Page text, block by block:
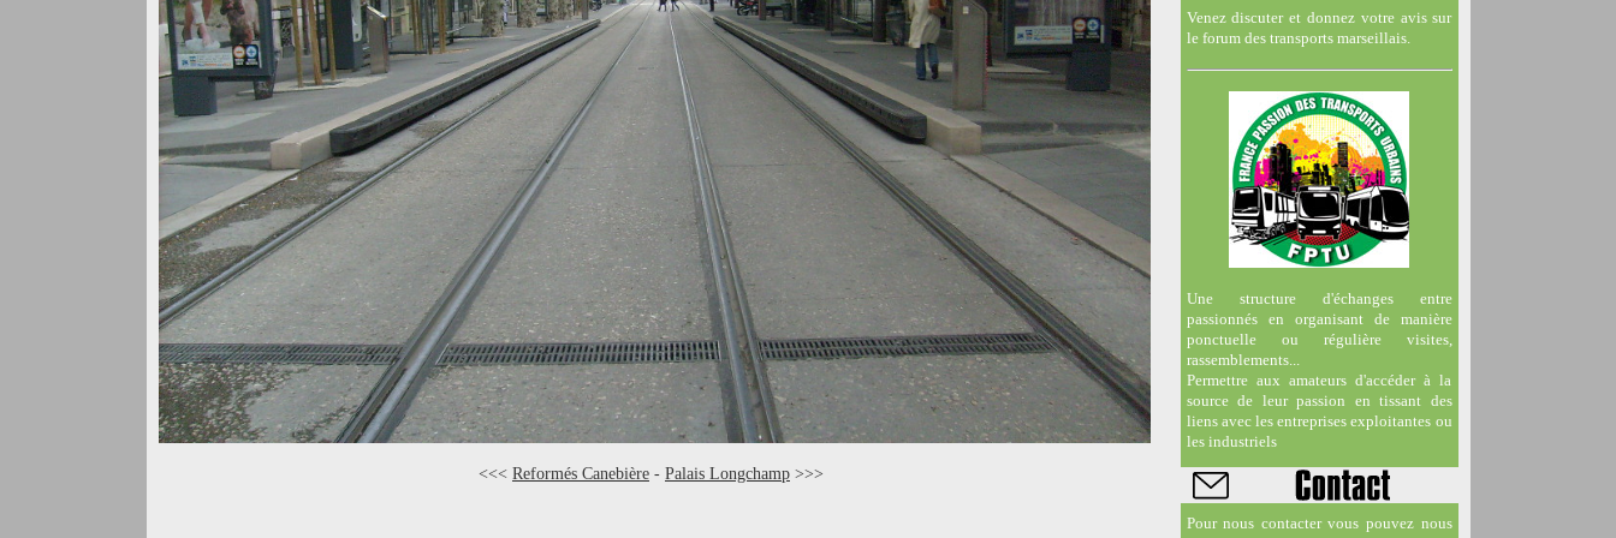
<<< Reformés Canebière - Palais Longchamp >>>
Venez discuter et donnez votre avis sur
le forum des transports marseillais.
Une structure d'échanges entre
passionnés en organisant de manière
ponctuelle ou régulière visites,
rassemblements...
Permettre aux amateurs d'accéder à la
source de leur passion en tissant des
liens avec les entreprises exploitantes ou
les industriels
Pour nous contacter vous pouvez nous